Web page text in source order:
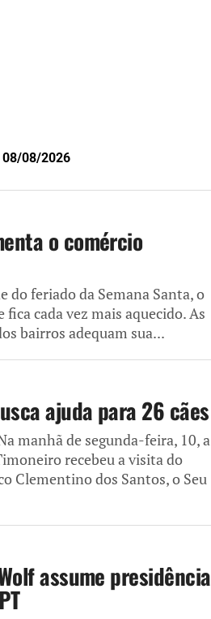
08/08/2026
o comércio
do feriado da Semana Santa, o
fica cada vez mais aquecido. As
bairros adequam sua...
ajuda para 26 cães
manhã de segunda-feira, 10, a
recebeu a visita do
Clementino dos Santos, o Seu
assume presidência